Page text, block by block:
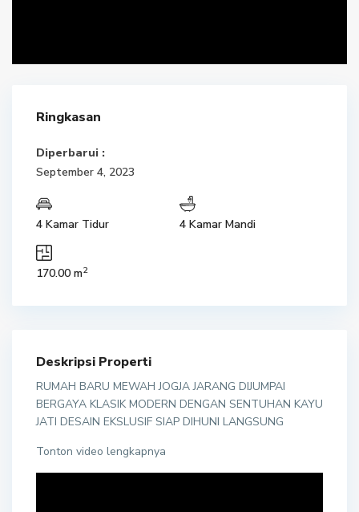
Ringkasan
Diperbarui :
September 4, 2023
4 Kamar Tidur 4 Kamar Mandi
170.00 m2
Deskripsi Properti
RUMAH BARU MEWAH JOGJA JARANG DIJUMPAI
BERGAYA KLASIK MODERN DENGAN SENTUHAN KAYU
JATI DESAIN EKSLUSIF SIAP DIHUNI LANGSUNG
Tonton video lengkapnya